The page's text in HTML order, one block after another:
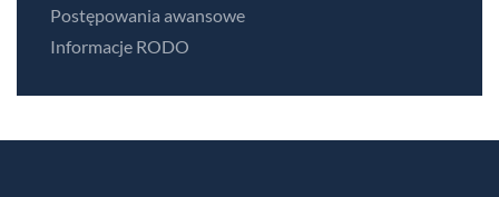
Postępowania awansowe
Informacje RODO